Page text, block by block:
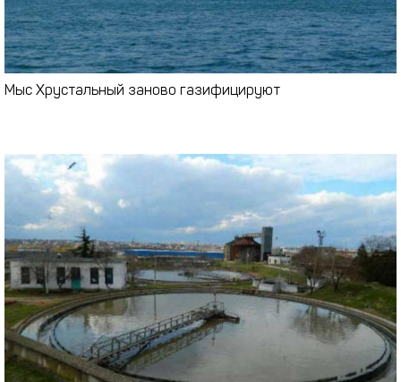
Мыс Хрустальный заново газифицируют